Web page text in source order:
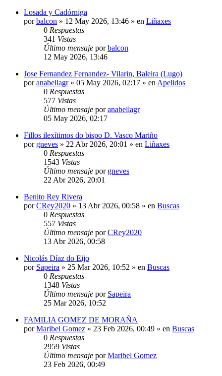
Losada y Cadórniga
porbalcon » 12 May 2026, 13:46 » en Liñaxes
0 Respuestas
341 Vistas
Último mensaje porbalcon
12 May 2026, 13:46
Jose Fernandez Fernandez- Vilarin, Baleira (Lugo)
poranabellagr» 05 May 2026, 02:17 » en Apelidos
0 Respuestas
577 Vistas
Último mensaje poranabellagr
05 May 2026, 02:17
Fillos ilexítimos do bispo D. Vasco Mariño
por gneves » 22 Abr 2026, 20:01 » en Liñaxes
0 Respuestas
1543 Vistas
Último mensaje por gneves
22 Abr 2026, 20:01
Benito Rey Rivera
porCRey2020 » 13 Abr 2026, 00:58 » en Buscas
0 Respuestas
557 Vistas
Último mensaje porCRey2020
13 Abr 2026, 00:58
Nicolás Díaz do Eijo
por Sapeira » 25 Mar 2026, 10:52 » en Buscas
0 Respuestas
1348 Vistas
Último mensaje por Sapeira
25 Mar 2026, 10:52
FAMILIA GOMEZ DE MORAÑA
porMaribel Gomez » 23 Feb 2026, 00:49 » en Buscas
0 Respuestas
2959 Vistas
Último mensaje porMaribel Gomez
23 Feb 2026, 00:49